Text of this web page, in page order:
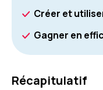
Créer et
Gagner en
Récapitulatif